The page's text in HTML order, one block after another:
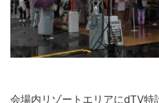
会場内リゾートエリアにdTV特